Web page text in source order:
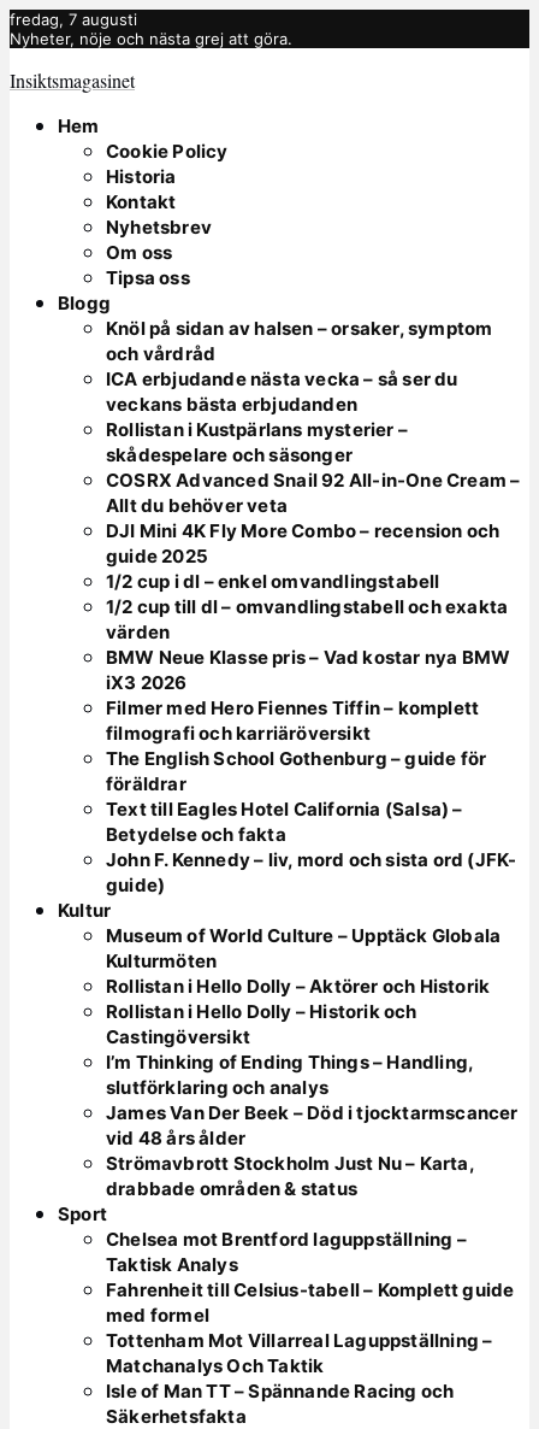
fredag, 7 augusti
Nyheter, nöje och nästa grej att göra.
Insiktsmagasinet
Hem
Cookie Policy
Historia
Kontakt
Nyhetsbrev
Om oss
Tipsa oss
Blogg
Knöl på sidan av halsen – orsaker, symptom
och vårdråd
ICA erbjudande nästa vecka – så ser du
veckans bästa erbjudanden
Rollistan i Kustpärlans mysterier –
skådespelare och säsonger
COSRX Advanced Snail 92 All-in-One Cream –
Allt du behöver veta
DJI Mini 4K Fly More Combo – recension och
guide 2025
1/2 cup i dl – enkel omvandlingstabell
1/2 cup till dl – omvandlingstabell och exakta
värden
BMW Neue Klasse pris – Vad kostar nya BMW
iX3 2026
Filmer med Hero Fiennes Tiffin – komplett
filmografi och karriäröversikt
The English School Gothenburg – guide för
föräldrar
Text till Eagles Hotel California (Salsa) –
Betydelse och fakta
John F. Kennedy – liv, mord och sista ord (JFK-
guide)
Kultur
Museum of World Culture – Upptäck Globala
Kulturmöten
Rollistan i Hello Dolly – Aktörer och Historik
Rollistan i Hello Dolly – Historik och
Castingöversikt
I’m Thinking of Ending Things – Handling,
slutförklaring och analys
James Van Der Beek – Död i tjocktarmscancer
vid 48 års ålder
Strömavbrott Stockholm Just Nu – Karta,
drabbade områden & status
Sport
Chelsea mot Brentford laguppställning –
Taktisk Analys
Fahrenheit till Celsius-tabell – Komplett guide
med formel
Tottenham Mot Villarreal Laguppställning –
Matchanalys Och Taktik
Isle of Man TT – Spännande Racing och
Säkerhetsfakta